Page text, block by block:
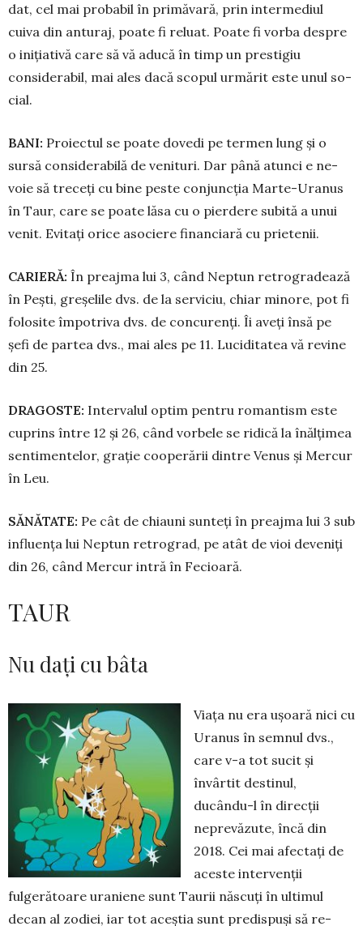
dat, cel mai probabil în primăvară, prin intermediul
cuiva din anturaj, poate fi reluat. Poate fi vorba despre
o inițiativă care să vă aducă în timp un prestigiu
considerabil, mai ales dacă scopul urmărit este unul so­
cial.
BANI: Proiectul se poate dovedi pe termen lung și o
sursă considerabilă de venituri. Dar până atunci e ne­
voie să treceți cu bine peste con­junc­ția Marte-Uranus
în Taur, care se poate lăsa cu o pierdere subită a unui
venit. Evitați orice asociere financiară cu prietenii.
CARIERĂ: În preajma lui 3, când Neptun retrogradează
în Pești, gre­șelile dvs. de la serviciu, chiar mi­nore, pot fi
folosite împotriva dvs. de concurenți. Îi aveți însă pe
șefi de partea dvs., mai ales pe 11. Luci­ditatea vă revine
din 25.
DRAGOSTE: Intervalul optim pentru romantism este
cuprins între 12 și 26, când vorbele se ridică la înăl­țimea
sentimentelor, grație coo­perării dintre Venus și Mercur
în Leu.
SĂNĂTATE: Pe cât de chiauni sun­teți în preajma lui 3 sub
in­fluența lui Neptun retrograd, pe atât de vioi deveniți
din 26, când Mercur intră în Fecioară.
TAUR
Nu dați cu bâta
Viața nu era ușoară nici cu
Ura­nus în semnul dvs.,
care v-a tot sucit și
învârtit destinul,
ducându-l în direcții
neprevăzute, încă din
2018. Cei mai afectați de
aceste in­tervenții
fulgerătoare uraniene sunt Ta­urii năs­cuți în ultimul
decan al zo­diei, iar tot aceștia sunt predispuși să re­